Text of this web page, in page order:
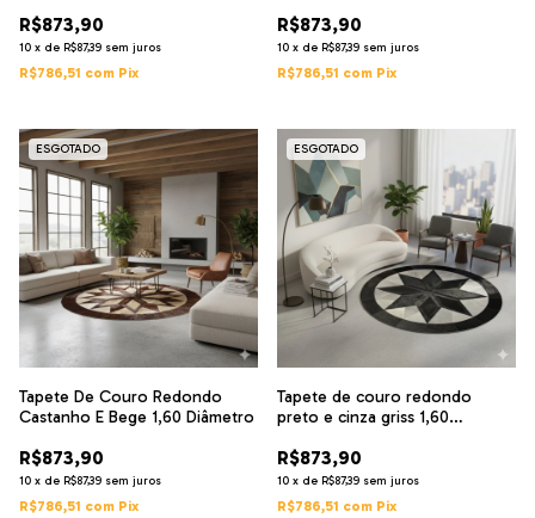
R$873,90
10 x de R$87,39 sem juros
R$786,51 com Pix
R$873,90
10 x de R$87,39 sem juros
R$786,51 com Pix
ESGOTADO
Tapete De Couro Redondo
Castanho E Bege 1,60 Diâmetro
R$873,90
10 x de R$87,39 sem juros
R$786,51 com Pix
ESGOTADO
Tapete de couro redondo
preto e cinza griss 1,60
R$873,90
10 x de R$87,39 sem juros
R$786,51 com Pix